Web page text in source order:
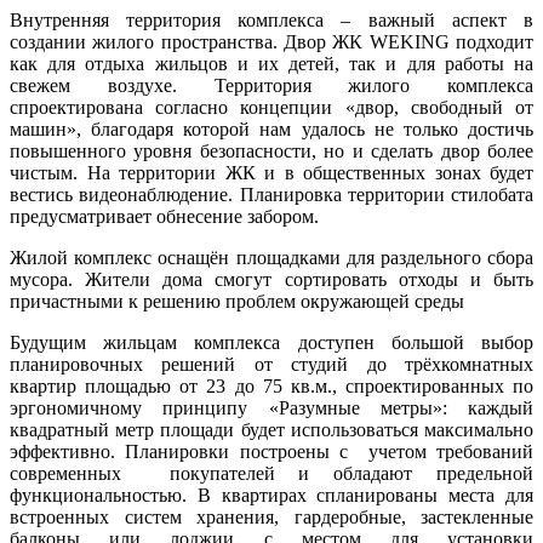
Внутренняя территория комплекса – важный аспект в
создании жилого пространства. Двор ЖК WEKING подходит
как для отдыха жильцов и их детей, так и для работы на
свежем воздухе. Территория жилого комплекса
спроектирована согласно концепции «двор, свободный от
машин», благодаря которой нам удалось не только достичь
повышенного уровня безопасности, но и сделать двор более
чистым. На территории ЖК и в общественных зонах будет
вестись видеонаблюдение. Планировка территории стилобата
предусматривает обнесение забором.
Жилой комплекс оснащён площадками для раздельного сбора
мусора. Жители дома смогут сортировать отходы и быть
причастными к решению проблем окружающей среды
Будущим жильцам комплекса доступен большой выбор
планировочных решений от студий до трёхкомнатных
квартир площадью от 23 до 75 кв.м., спроектированных по
эргономичному принципу «Разумные метры»: каждый
квадратный метр площади будет использоваться максимально
эффективно. Планировки построены с учетом требований
современных покупателей и обладают предельной
функциональностью. В квартирах спланированы места для
встроенных систем хранения, гардеробные, застекленные
балконы или лоджии с местом для установки